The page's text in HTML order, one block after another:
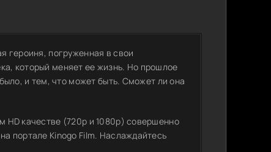
героиня, погруженная в свои
который меняет ее жизнь. Но прошлое
и тем, что может быть. Сможет ли она
HD качестве (720p и 1080p) совершенно
портале Kinogo Film. Наслаждайтесь